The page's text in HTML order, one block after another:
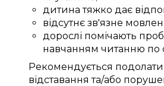
дитинатяжко дає
відсутнє зв'язне
дорослі помічають
навчанням читанню по
Рекомендується подолати
відставання та/або